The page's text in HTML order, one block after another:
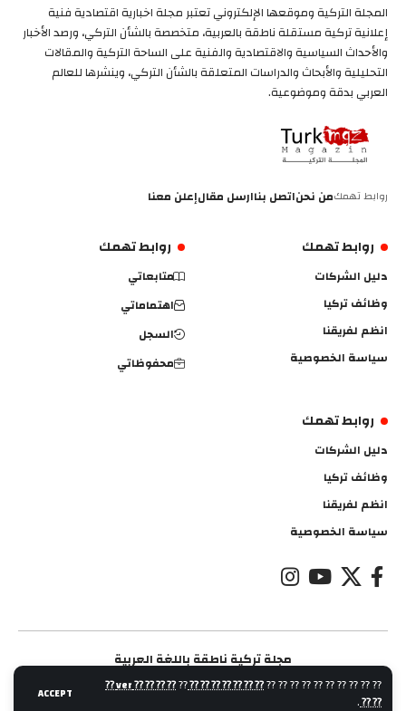
⁇ ⁇ ⁇ ⁇ ⁇ ⁇ ⁇ ⁇ ⁇ ⁇
⁇ ⁇ ⁇ ⁇ ⁇ ⁇ ⁇
⁇
⁇ ⁇ ⁇ ⁇ ver ⁇
⁇ ⁇
.
ACCEPT
المجلة التركية وموقعها الإلكتروني تعتبر مجلة اخبارية اقتصادية فنية
إعلانية تركية مستقلة ناطقة بالعربية، متخصصة بالشأن التركي، ورصد الأخبار
والأحداث السياسية والاقتصادية والفنية على الساحة التركية والمقالات
التحليلية والأبحاث والدراسات المتعلقة بالشأن التركي، وينشرها للعالم
العربي بدقة وموضوعية.
روابط تهمكمن نحناتصل بناارسل مقالإعلن معنا
روابط تهمك
دليل الشركات
وظائف تركيا
انظم لفريقنا
سياسة الخصوصية
روابط تهمك
متابعاتي
اهتماماتي
السجل
محفوظاتي
روابط تهمك
دليل الشركات
وظائف تركيا
انظم لفريقنا
سياسة الخصوصية
مجلة تركية ناطقة باللغة العربية